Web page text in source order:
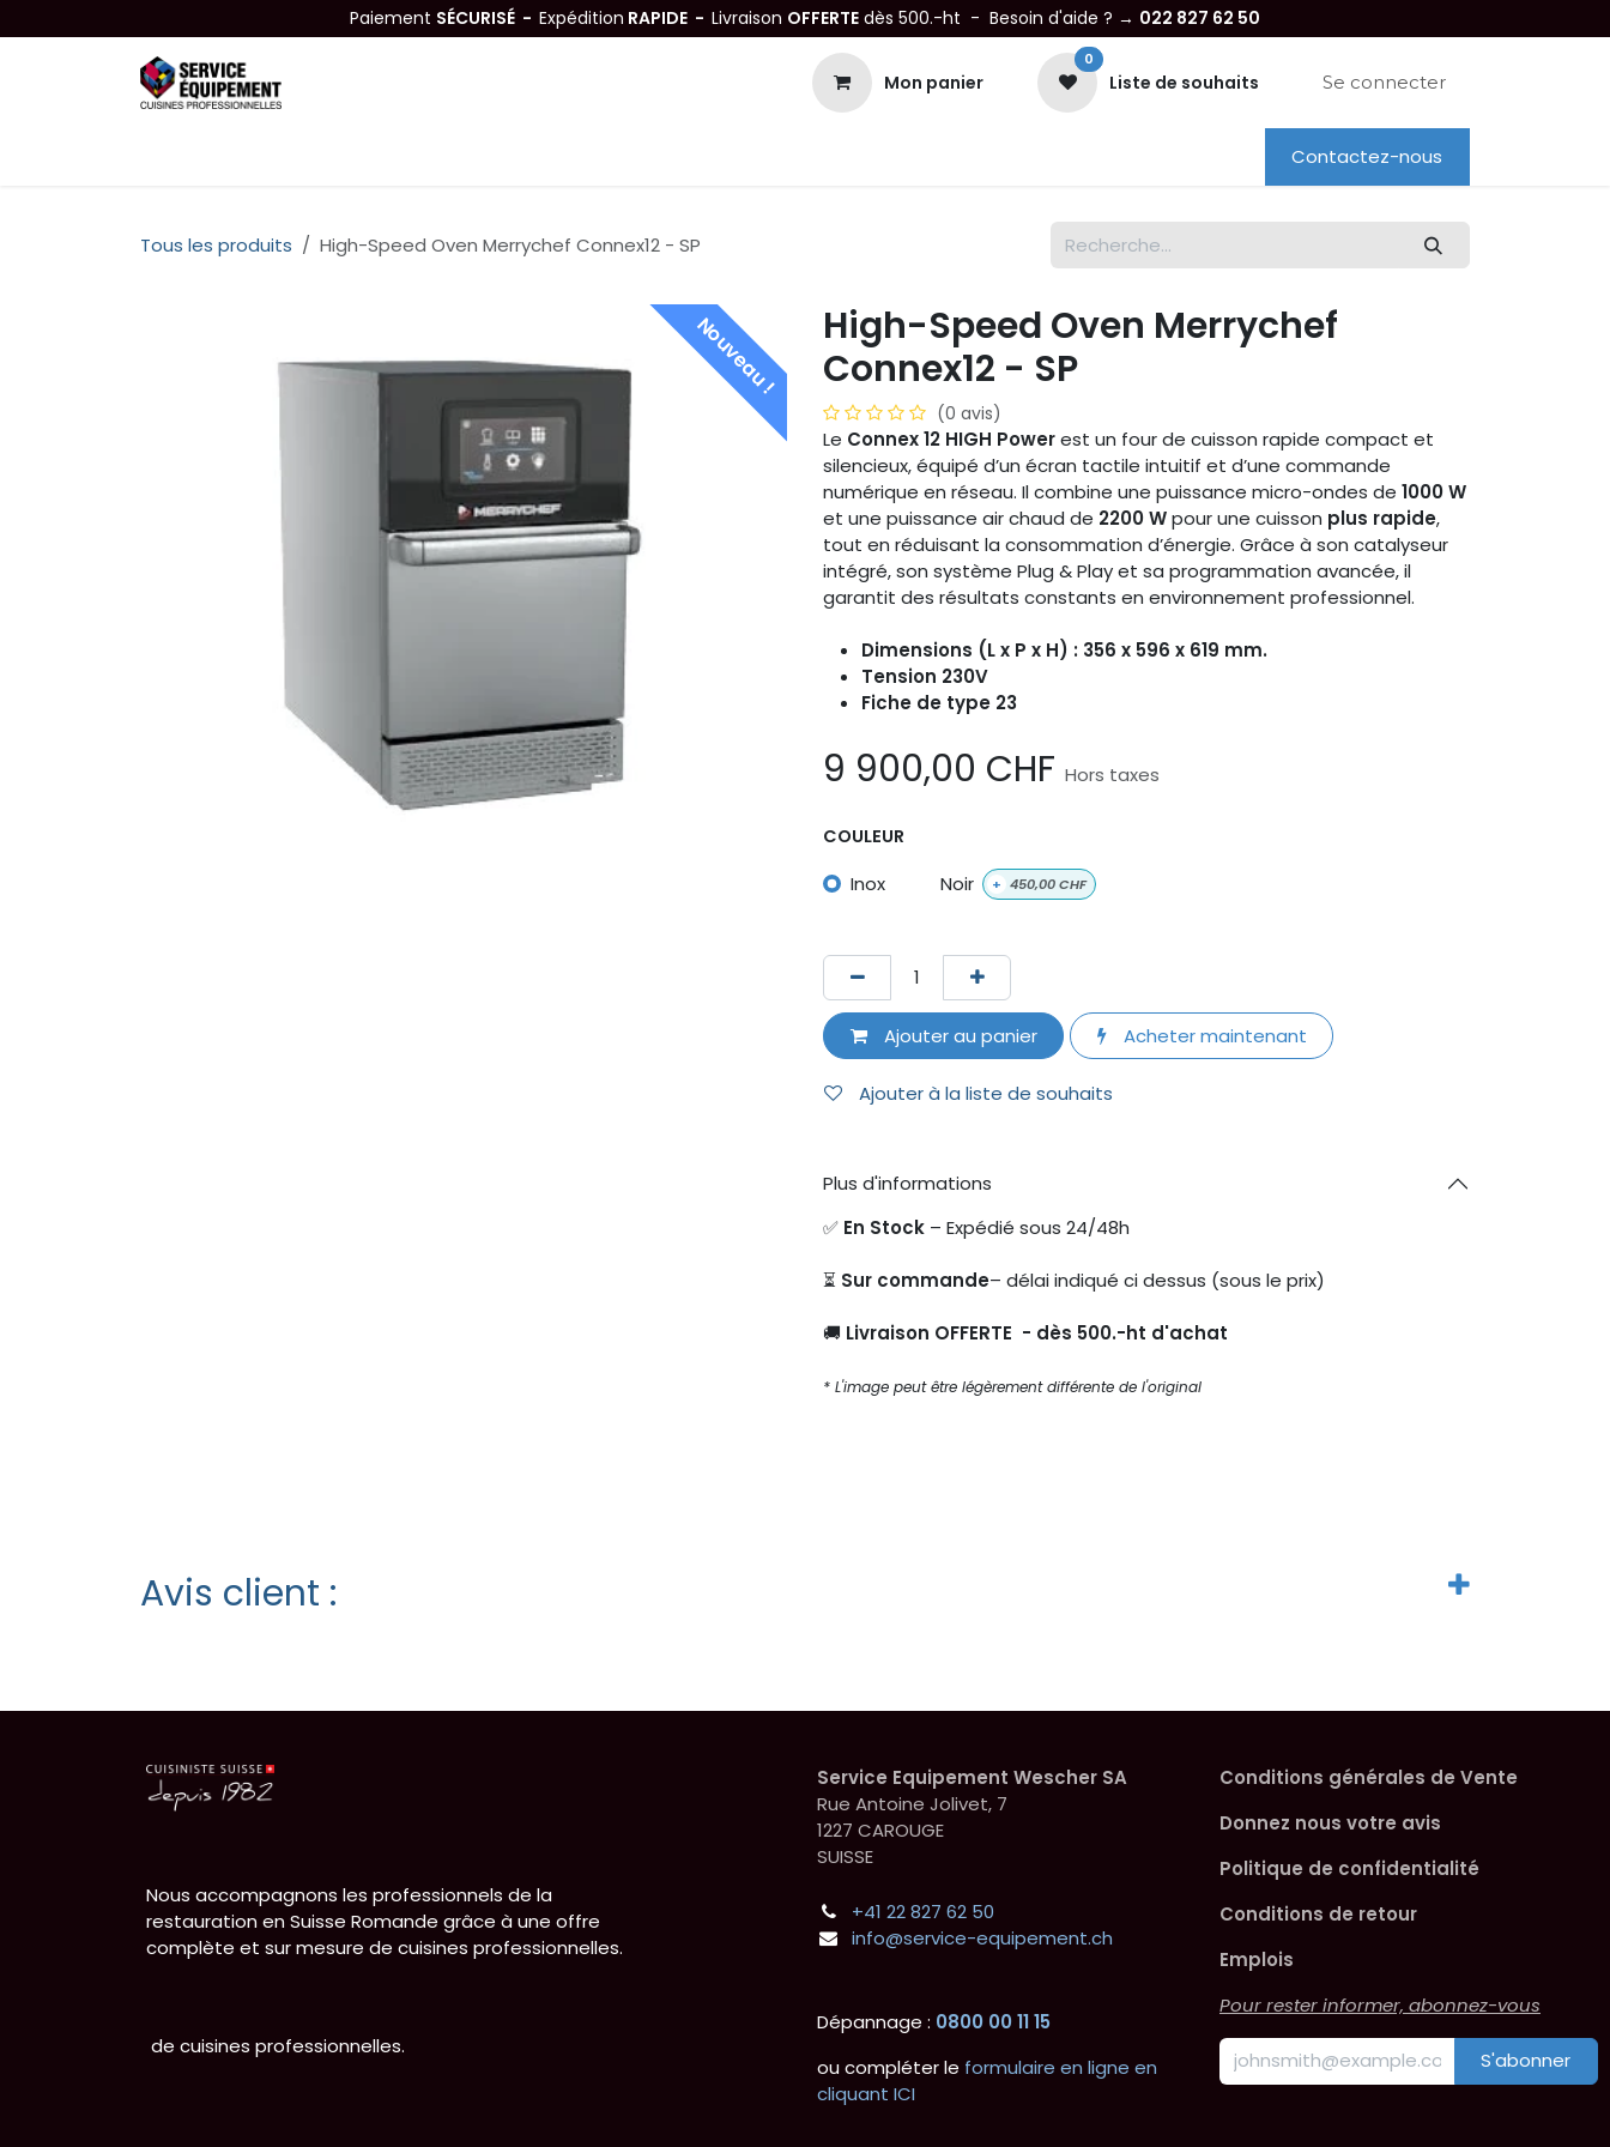
Paiement SÉCURISÉ - Expédition RAPIDE - Livraison OFFERTE dès 500.-ht - Besoin d'aide ? → 022 827 62 50
Mon panier
0
Liste de souhaits Se connecter
Dépannage Location
Contactez-nous
Tous les produits High-Speed Oven Merrychef Connex12 - SP
Nouveau !
High-Speed Oven Merrychef
Connex12 - SP
(0 avis)
Le Connex 12 HIGH Powerest un four de cuisson rapide compact et
silencieux, équipé d’un écran tactile intuitif et d’une commande
numérique en réseau. Il combine une puissance micro-ondes de 1000 W
et une puissance air chaud de 2200 Wpour une cuisson plus rapide,
tout en réduisant la consommation d’énergie. Grâce à son catalyseur
intégré, son système Plug & Play et sa programmation avancée, il
garantit des résultats constants en environnement professionnel.
Dimensions (L x P x H) : 356 x 596 x 619 mm.
Tension 230V
Fiche de type 23
9 900,00 CHF Hors taxes
COULEUR
Inox Noir + 450,00CHF
Ajouter au panier Acheter maintenant
Ajouter à la liste de souhaits
Plus d'informations
✅ En Stock – Expédié sous 24/48h
⏳ Sur commande– délai indiqué ci dessus (sous le prix)
🚚 Livraison OFFERTE - dès 500.-ht d'achat
* L'image peut être légèrement différente de l'original
Avis client :
Service Equipement Wescher SA
Rue Antoine Jolivet, 7
1227 CAROUGE
SUISSE
Nous accompagnons les professionnels de la
restauration en Suisse Romande grâce à une offre
complète et sur mesure de cuisines professionnelles.
de cuisines professionnelles.
Conditions générales de Vente
Donnez nous votre avis
Politique de confidentialité
Conditions de retour
Emplois
Pour rester informer, abonnez-vous
S'abonner
+41 22 827 62 50
info@service-equipement.ch
Dépannage : 0800 00 11 15
ou compléter le formulaire en ligne en
cliquant ICI